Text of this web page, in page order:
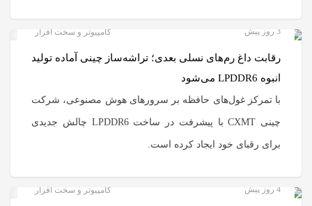
کامپیوتر و سخت افزار 3 روز پیش
رقابت داغ رم‌های نسلی بعدی؛ تراشه‌ساز چینی آماده‌ تولید
انبوه LPDDR6 می‌شود
با تمرکز غول‌های حافظه بر سرورهای هوش مصنوعی، شرکت
چینی CXMT با پیشرفت در ساخت LPDDR6 چالش جدیدی
برای رقبای خود ایجاد کرده است.
کامپیوتر و سخت افزار 4 روز پیش